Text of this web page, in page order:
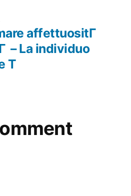
affettuositГ
– La individuo
T